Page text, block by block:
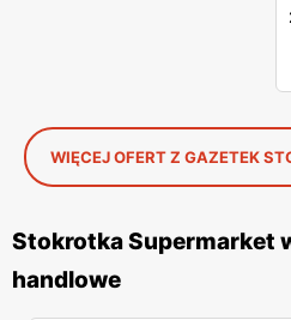
WIĘCEJ OFERT Z GAZETEK
Stokrotka Supermarket
handlowe